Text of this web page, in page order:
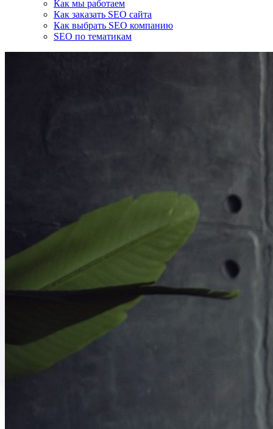
Как мы работаем
Как заказать SEO сайта
Как выбрать SEO компанию
SEO по тематикам